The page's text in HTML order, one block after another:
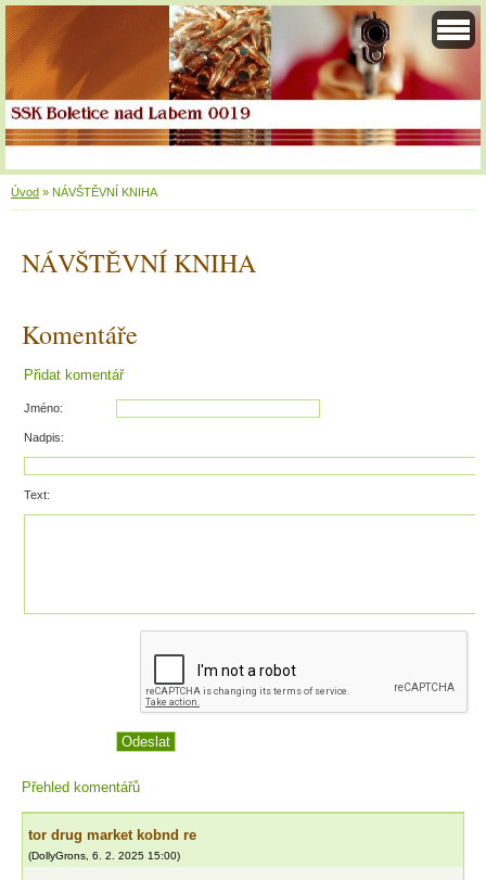
Úvod » NÁVŠTĚVNÍ KNIHA
NÁVŠTĚVNÍ KNIHA
Komentáře
Přidat komentář
Jméno:
Nadpis:
Text:
Přehled komentářů
tor drug market kobnd re
(DollyGrons 6. 2. 2025 15:00)